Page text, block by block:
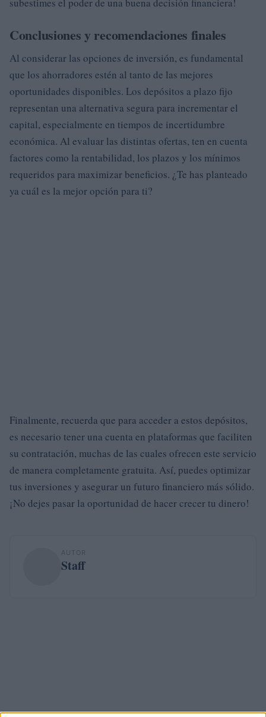
Conclusiones y recomendaciones finales
Al considerar las opciones de inversión, es fundamental
que los ahorradores estén al tanto de las mejores
oportunidades disponibles. Los depósitos a plazo fijo
representan una alternativa segura para incrementar el
capital, especialmente en tiempos de incertidumbre
económica. Al evaluar las distintas ofertas, ten en cuenta
factores como la rentabilidad, los plazos y los mínimos
requeridos para maximizar beneficios. ¿Te has planteado
ya cuál es la mejor opción para ti?
Finalmente, recuerda que para acceder a estos depósitos,
es necesario tener una cuenta en plataformas que faciliten
su contratación, muchas de las cuales ofrecen este servicio
de manera completamente gratuita. Así, puedes optimizar
tus inversiones y asegurar un futuro financiero más sólido.
¡No dejes pasar la oportunidad de hacer crecer tu dinero!
AUTOR
Staff